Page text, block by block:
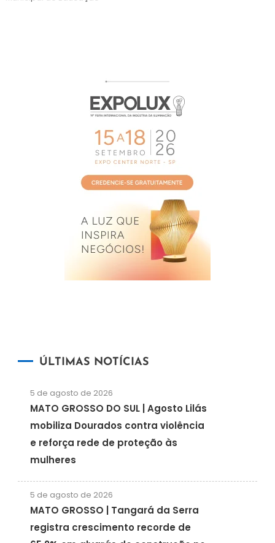
ÚLTIMAS NOTÍCIAS
5 de agosto de 2026
MATO GROSSO DO SUL | Agosto Lilás
mobiliza Dourados contra violência
e reforça rede de proteção às
mulheres
5 de agosto de 2026
MATO GROSSO | Tangará da Serra
registra crescimento recorde de